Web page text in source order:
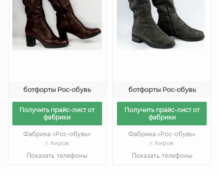
ботфорты Рос-обувь
Получить прайс-лист от
фабрики
Фабрика «Рос-обувь»
г. Киров
Показать телефоны
ботфорты Рос-обувь
Получить прайс-лист от
фабрики
Фабрика «Рос-обувь»
г. Киров
Показать телефоны